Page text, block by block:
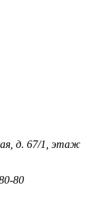
д. 67/1, этаж
80